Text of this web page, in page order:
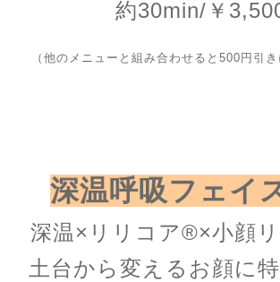
約30min/￥
（他のメニューと組み合わせると500円引
深温呼吸フェイ
深温×リリコア®︎×小顔
土台から変えるお顔に